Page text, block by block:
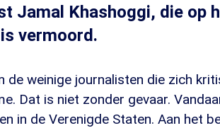
Jamal Khashoggi, die op
vermoord.
de weinige journalisten die zich
Dat is niet zonder gevaar.
in de Verenigde Staten. Aan het